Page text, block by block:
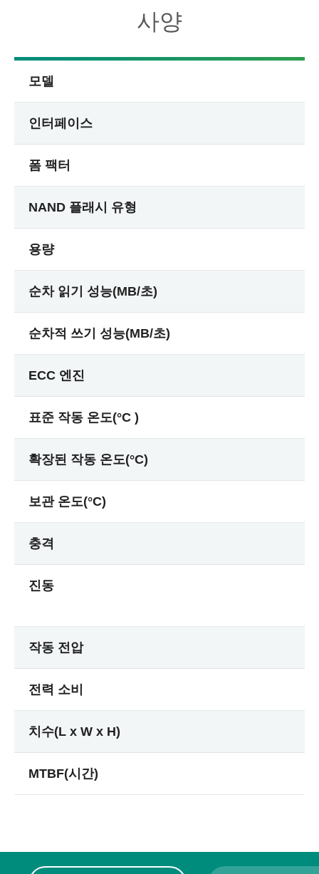
사양
모델
인터페이스
폼 팩터
NAND 플래시 유형
용량
순차 읽기 성능(MB/초)
순차적 쓰기 성능(MB/초)
ECC 엔진
표준 작동 온도(°C )
확장된 작동 온도(°C)
보관 온도(°C)
충격
진동
작동 전압
전력 소비
치수(L x W x H)
MTBF(시간)